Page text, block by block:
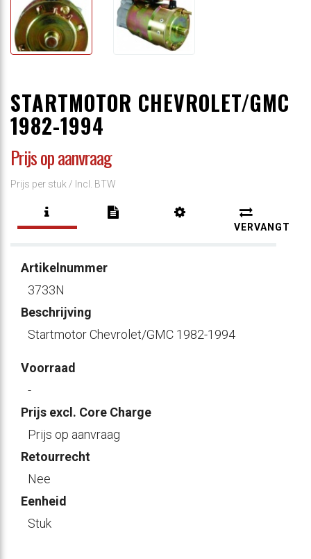
STARTMOTOR CHEVROLET/GMC
1982-1994
Prijs op aanvraag
Prijs per stuk / Incl. BTW
VERVANGT
Artikelnummer
3733N
Beschrijving
Startmotor Chevrolet/GMC 1982-1994
Voorraad
-
Prijs excl. Core Charge
Prijs op aanvraag
Retourrecht
Nee
Eenheid
Stuk